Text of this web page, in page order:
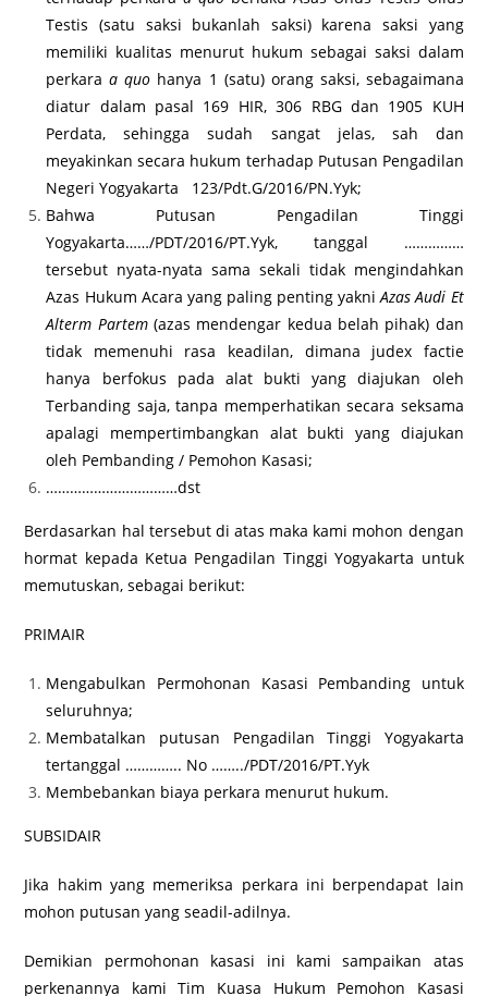
Testis (satu saksi bukanlah saksi) karena saksi yang
memiliki kualitas menurut hukum sebagai saksi dalam
perkaraa quo hanya 1 (satu) orang saksi, sebagaimana
diatur dalam pasal 169 HIR, 306 RBG dan 1905 KUH
Perdata, sehingga sudah sangat jelas, sah dan
meyakinkan secara hukum terhadap Putusan Pengadilan
Negeri Yogyakarta 123/Pdt.G/2016/PN.Yyk;
Bahwa Putusan Pengadilan Tinggi
Yogyakarta……/PDT/2016/PT.Yyk, tanggal ……………
tersebut nyata-nyata sama sekali tidak mengindahkan
Azas Hukum Acara yang paling penting yakniAzas Audi Et
Alterm Partem(azas mendengar kedua belah pihak) dan
tidak memenuhi rasa keadilan, dimana judex factie
hanya berfokus pada alat bukti yang diajukan oleh
Terbanding saja, tanpa memperhatikan secara seksama
apalagi mempertimbangkan alat bukti yang diajukan
oleh Pembanding / Pemohon Kasasi;
……………………………dst
Berdasarkan hal tersebut di atas maka kami mohon dengan
hormat kepada Ketua Pengadilan Tinggi Yogyakarta untuk
memutuskan, sebagai berikut:
PRIMAIR
Mengabulkan Permohonan Kasasi Pembanding untuk
seluruhnya;
Membatalkan putusan Pengadilan Tinggi Yogyakarta
tertanggal ………….. No ……../PDT/2016/PT.Yyk
Membebankan biaya perkara menurut hukum.
SUBSIDAIR
Jika hakim yang memeriksa perkara ini berpendapat lain
mohon putusan yang seadil-adilnya.
Demikian permohonan kasasi ini kami sampaikan atas
perkenannya kami Tim Kuasa Hukum Pemohon Kasasi